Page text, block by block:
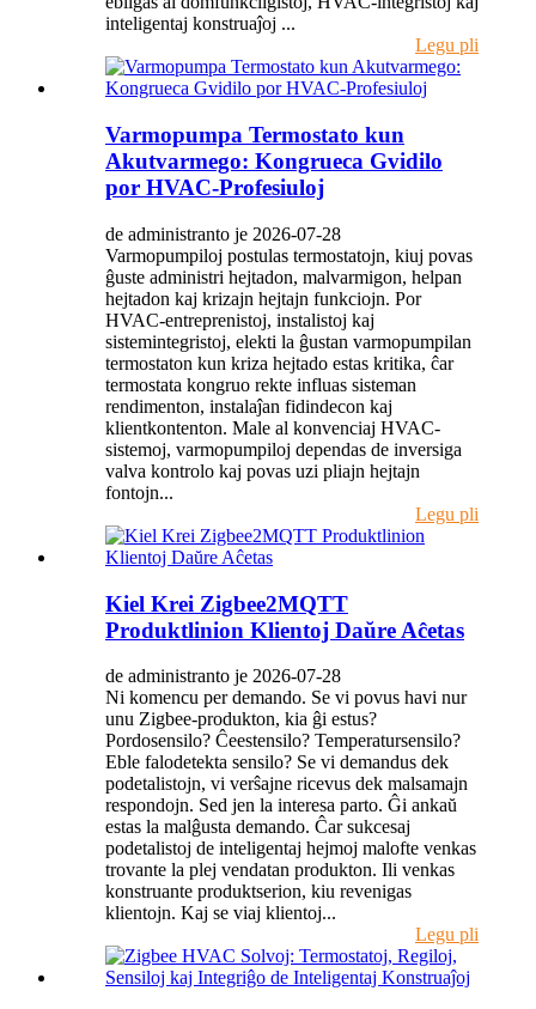
inteligentaj konstruaĵoj ...
Legu pli
Varmopumpa Termostato kun
Akutvarmego: Kongrueca Gvidilo
por HVAC-Profesiuloj
de administranto je 2026-07-28
Varmopumpiloj postulas termostatojn, kiuj povas
ĝuste administri hejtadon, malvarmigon, helpan
hejtadon kaj krizajn hejtajn funkciojn. Por
HVAC-entreprenistoj, instalistoj kaj
sistemintegristoj, elekti la ĝustan varmopumpilan
termostaton kun kriza hejtado estas kritika, ĉar
termostata kongruo rekte influas sisteman
rendimenton, instalaĵan fidindecon kaj
klientkontenton. Male al konvenciaj HVAC-
sistemoj, varmopumpiloj dependas de inversiga
valva kontrolo kaj povas uzi pliajn hejtajn
fontojn...
Legu pli
Kiel Krei Zigbee2MQTT
Produktlinion Klientoj Daŭre Aĉetas
de administranto je 2026-07-28
Ni komencu per demando. Se vi povus havi nur
unu Zigbee-produkton, kia ĝi estus?
Pordosensilo? Ĉeestensilo? Temperatursensilo?
Eble falodetekta sensilo? Se vi demandus dek
podetalistojn, vi verŝajne ricevus dek malsamajn
respondojn. Sed jen la interesa parto. Ĝi ankaŭ
estas la malĝusta demando. Ĉar sukcesaj
podetalistoj de inteligentaj hejmoj malofte venkas
trovante la plej vendatan produkton. Ili venkas
konstruante produktserion, kiu revenigas
klientojn. Kaj se viaj klientoj...
Legu pli